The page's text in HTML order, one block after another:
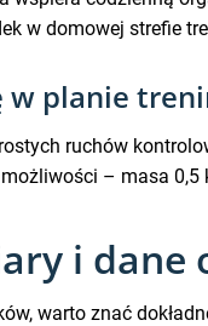
w domowej strefie
w planie
ruchów
– masa
i dane
warto znać